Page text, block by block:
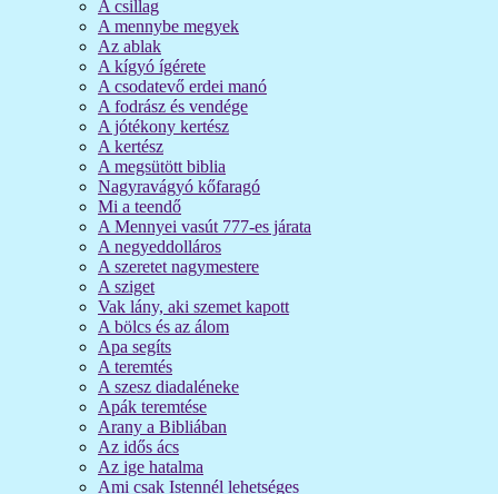
A csillag
A mennybe megyek
Az ablak
A kígyó ígérete
A csodatevő erdei manó
A fodrász és vendége
A jótékony kertész
A kertész
A megsütött biblia
Nagyravágyó kőfaragó
Mi a teendő
A Mennyei vasút 777-es járata
A negyeddolláros
A szeretet nagymestere
A sziget
Vak lány, aki szemet kapott
A bölcs és az álom
Apa segíts
A teremtés
A szesz diadaléneke
Apák teremtése
Arany a Bibliában
Az idős ács
Az ige hatalma
Ami csak Istennél lehetséges